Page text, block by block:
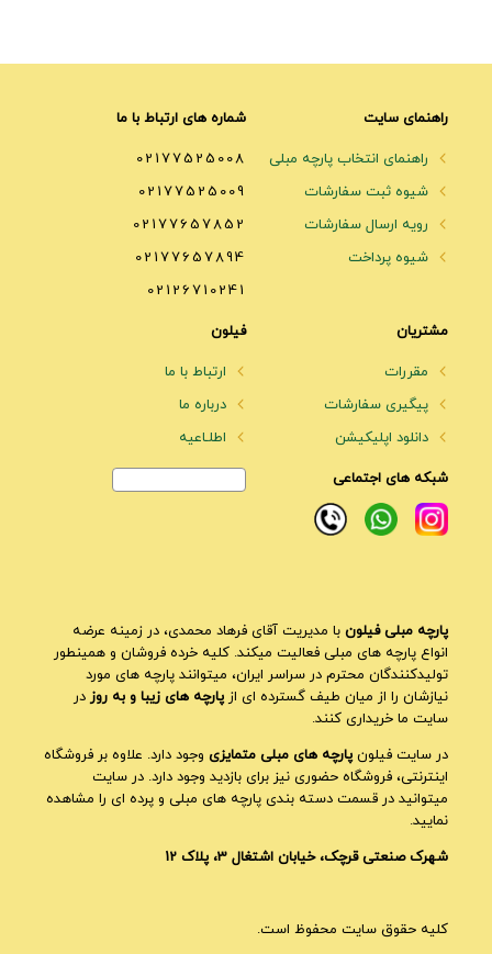
راهنمای سایت
راهنمای انتخاب پارچه مبلی
شیوه ثبت سفارشات
رویه ارسال سفارشات
شیوه پرداخت
شماره های ارتباط با ما
02177525008
02177525009
02177657852
02177657894
02126710241
مشتریان
مقررات
پیگیری سفارشات
دانلود اپلیکیشن
فیلون
ارتباط با ما
درباره ما
اطلـاعیه
شبکه های اجتماعی
پارچه مبلی فیلون با مدیریت آقای فرهاد محمدی، در زمینه عرضه
انواع پارچه های مبلی فعالیت میکند. کلیه خرده فروشان و همینطور
تولیدکنندگان محترم در سراسر ایران، میتوانند پارچه های مورد
نیازشان را از میان طیف گسترده ای ازپارچه های زیبا و به روز در
سایت ما خریداری کنند.
در سایت فیلونپارچه های مبلی متمایزی وجود دارد. علاوه بر فروشگاه
اینترنتی، فروشگاه حضوری نیز برای بازدید وجود دارد. در سایت
میتوانید در قسمت دسته بندی پارچه های مبلی و پرده ای را مشاهده
نمایید.
شهرک صنعتی قرچک، خیابان اشتغال 3، پلاک 12
کلیه حقوق سایت محفوظ است.